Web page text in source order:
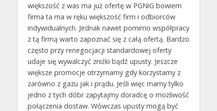
większość z was ma już ofertę w PGNiG bowiem
firma ta ma w ręku większość firm i odbiorców
indywidualnych. Jednak nawet pomimo współpracy
z tą firmą warto zapoznać się z całą ofertą. Bardzo
często przy renegocjacji standardowej oferty
udaje się wywalczyć zniżki bądź upusty. Jeszcze
większe promocje otrzymamy gdy korzystamy z
zarówno z gazu jak i prądu. Jeśli więc mamy tylko
jedno z tych dóbr zapytajmy doradcę o możliwość
połączenia dostaw. Wówczas upusty mogą być